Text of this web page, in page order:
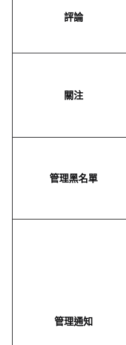
評論
關注
管理黑名單
管理通知